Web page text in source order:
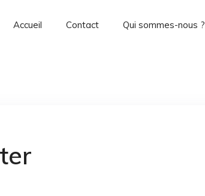
Accueil Contact Qui sommes-nous ?